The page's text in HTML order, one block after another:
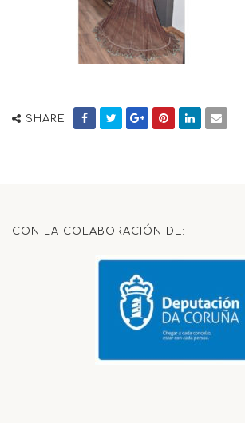
SHARE
CON LA COLABORACIÓN DE: